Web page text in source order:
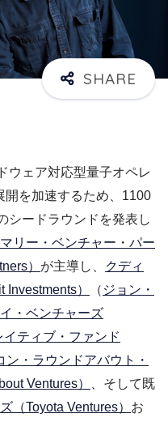
ウェア対応型量子オペレ
開を加速するため、1100
シードラウンドを発表し
リー・ベンチャー・パー
） が主導し、
クディ
）
（ ジョン・
・ベンチャーズ
イティブ・ファンド
ン・ラウンドアバウト・
Ventures）
、そして既
（Toyota Ventures） お